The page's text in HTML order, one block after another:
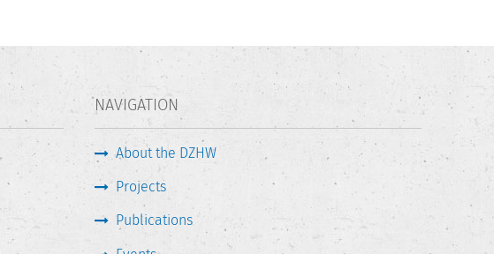
NAVIGATION
About the DZHW
Projects
Publications